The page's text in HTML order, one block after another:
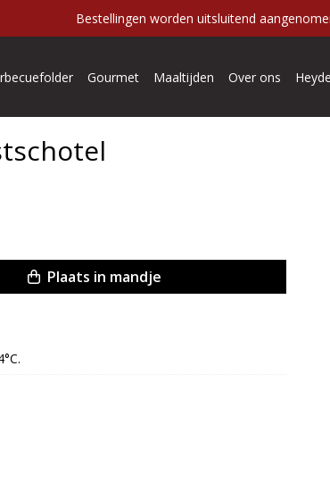
Bestellingen worden uitsluitend
Gourmet Maaltijden Over ons
Plaats in mandje